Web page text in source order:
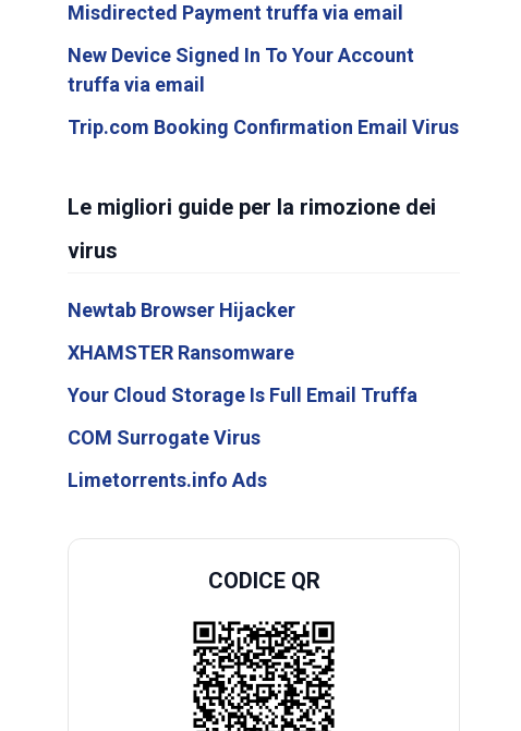
Misdirected Payment truffa via email
New Device Signed In To Your Account
truffa via email
Trip.com Booking Confirmation Email Virus
Le migliori guide per la rimozione dei
virus
Newtab Browser Hijacker
XHAMSTER Ransomware
Your Cloud Storage Is Full Email Truffa
COM Surrogate Virus
Limetorrents.info Ads
CODICE QR